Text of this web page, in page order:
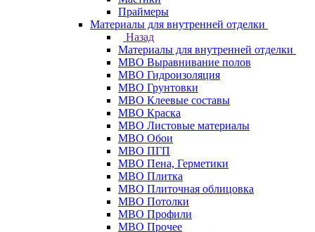
Праймеры
Материалы для внутренней отделки
Назад
Материалы для внутренней отделки
МВО Выравнивание полов
МВО Гидроизоляция
МВО Грунтовки
МВО Клеевые составы
МВО Краска
МВО Листовые материалы
МВО Обои
МВО ПГП
МВО Пена, Герметики
МВО Плитка
МВО Плиточная облицовка
МВО Потолки
МВО Профили
МВО Прочее